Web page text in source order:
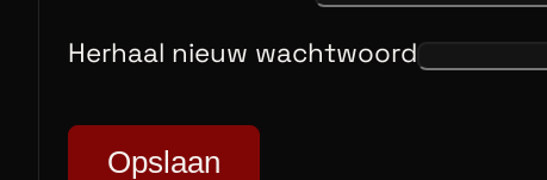
Herhaal nieuw wachtwoord
Opslaan